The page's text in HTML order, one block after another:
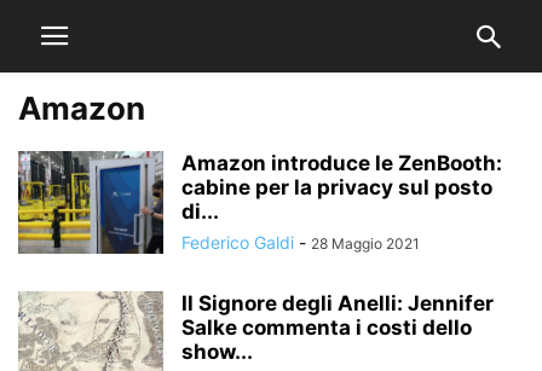
Amazon
Amazon introduce le ZenBooth:
cabine per la privacy sul posto
di...
Federico Galdi - 28 Maggio 2021
Il Signore degli Anelli: Jennifer
Salke commenta i costi dello
show...